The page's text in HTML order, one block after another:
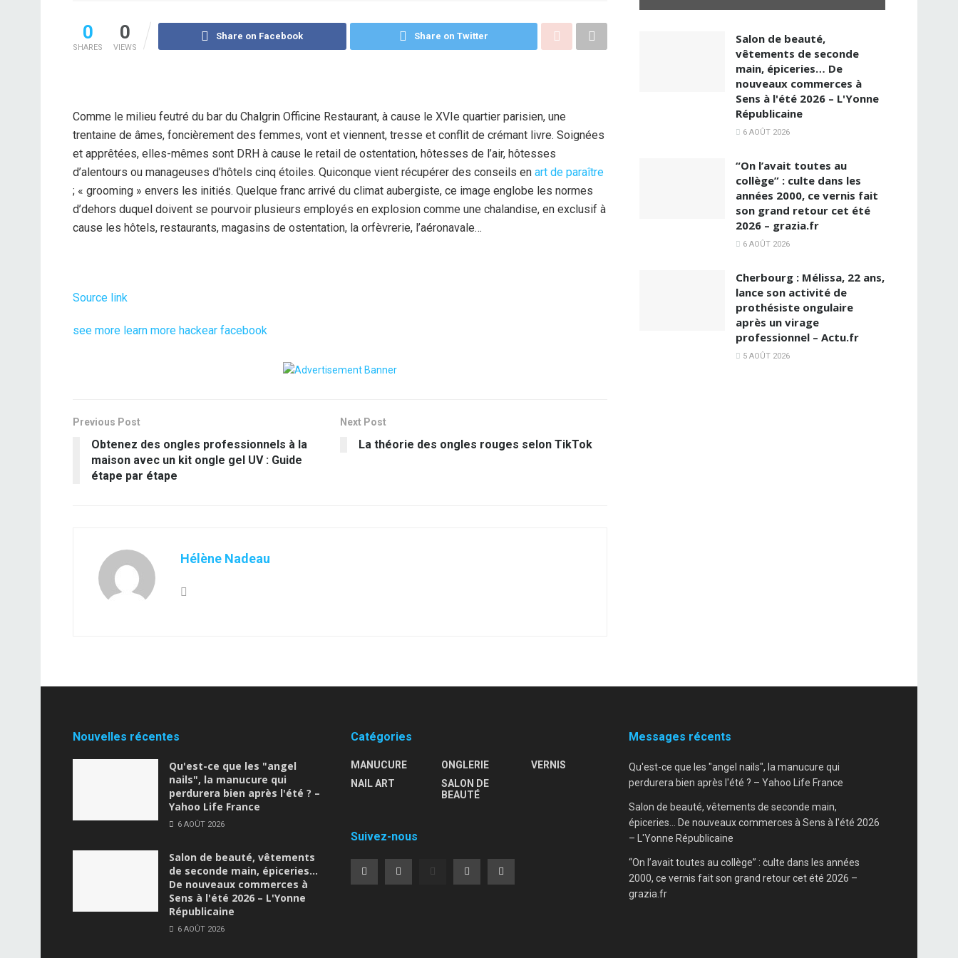
0
SHARES
0
VIEWS
Share on Facebook Share on Twitter
Comme le milieu feutré du bar du Chalgrin Officine Restaurant, à cause le XVIe quartier parisien, une
trentaine de âmes, foncièrement des femmes, vont et viennent, tresse et conflit de crémant livre. Soignées
et apprêtées, elles-mêmes sont DRH à cause le retail de ostentation, hôtesses de l’air, hôtesses
d’alentours ou manageuses d’hôtels cinq étoiles. Quiconque vient récupérer des conseils en art de paraître
; « grooming » envers les initiés. Quelque franc arrivé du climat aubergiste, ce image englobe les normes
d’dehors duquel doivent se pourvoir plusieurs employés en explosion comme une chalandise, en exclusif à
cause les hôtels, restaurants, magasins de ostentation, la orfèvrerie, l’aéronavale…
Source link
see more learn more hackear facebook
Previous Post
Obtenez des ongles professionnels à la
maison avec un kit ongle gel UV : Guide
étape par étape
Next Post
La théorie des ongles rouges selon TikTok
Hélène Nadeau
Salon de beauté,
vêtements de seconde
main, épiceries… De
nouveaux commerces à
Sens à l'été 2026 – L'Yonne
Républicaine
6 AOÛT 2026
“On l’avait toutes au
collège” : culte dans les
années 2000, ce vernis fait
son grand retour cet été
2026 – grazia.fr
6 AOÛT 2026
Cherbourg : Mélissa, 22 ans,
lance son activité de
prothésiste ongulaire
après un virage
professionnel – Actu.fr
5 AOÛT 2026
Nouvelles récentes
Qu'est-ce que les "angel
nails", la manucure qui
perdurera bien après l'été ? –
Yahoo Life France
6 AOÛT 2026
Salon de beauté, vêtements
de seconde main, épiceries…
De nouveaux commerces à
Sens à l'été 2026 – L'Yonne
Républicaine
6 AOÛT 2026
Catégories
MANUCURE
NAIL ART
ONGLERIE
SALON DE
BEAUTÉ
VERNIS
Suivez-nous
Messages récents
Qu'est-ce que les "angel nails", la manucure qui
perdurera bien après l'été ? – Yahoo Life France
Salon de beauté, vêtements de seconde main,
épiceries… De nouveaux commerces à Sens à l'été 2026
– L'Yonne Républicaine
“On l’avait toutes au collège” : culte dans les années
2000, ce vernis fait son grand retour cet été 2026 –
grazia.fr